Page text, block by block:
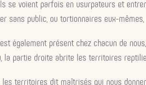
se voient parfois en usurpateurs et
sans public, ou tortionnaires eux-
également présent chez chacun de
la partie droite abrite les territoires
territoires dit maîtrisés qui nous